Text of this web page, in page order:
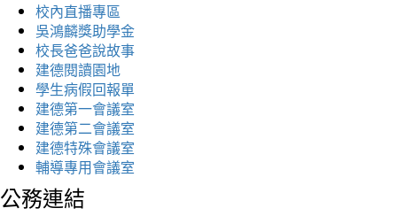
校內直播專區
吳鴻麟獎助學金
校長爸爸說故事
建德閱讀園地
學生病假回報單
建德第一會議室
建德第二會議室
建德特殊會議室
輔導專用會議室
公務連結